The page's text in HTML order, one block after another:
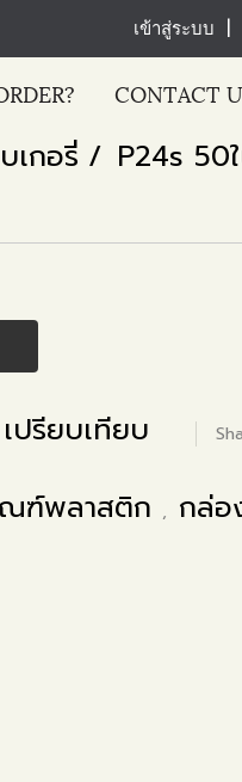
เข้าสู่ระบบ
CONTACT
เกอรี่ P24s 50
เปรียบเทียบ
ฑ์พลาสติก , กล่อ